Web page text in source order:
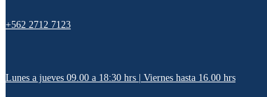
+562 2712 7123
Lunes a jueves 09.00 a 18:30 hrs | Viernes hasta 16.00 hrs